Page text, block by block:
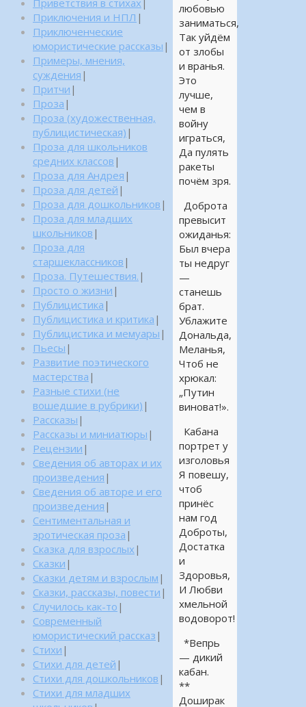
любовью
заниматься,
Так уйдём
от злобы
и вранья.
Это
лучше,
чем в
войну
играться,
Да пулять
ракеты
почём зря.
Доброта
превысит
ожиданья:
Был вчера
ты недруг
—
станешь
брат.
Ублажите
Дональда,
Меланья,
Чтоб не
хрюкал:
„Путин
виноват!».
Кабана
портрет у
изголовья
Я повешу,
чтоб
принёс
нам год
Доброты,
Достатка
и
Здоровья,
И Любви
хмельной
водоворот!
*Вепрь
— дикий
кабан.
**
Доширак
Приветствия в стихах
Приключения и НПЛ |
Приключенческие
юмористические рассказы |
Примеры, мнения,
суждения |
Притчи |
Проза |
Проза (художественная,
публицистическая) |
Проза для школьников
средних классов |
Проза для Андрея |
Проза для детей |
Проза для дошкольников |
Проза для младших
школьников |
Проза для
старшеклассников |
Проза. Путешествия. |
Просто о жизни |
Публицистика |
Публицистика и критика |
Публицистика и мемуары |
Пьесы |
Развитие поэтического
мастерства |
Разные стихи (не
вошедшие в рубрики) |
Рассказы |
Рассказы и миниатюры |
Рецензии |
Сведения об авторах и их
произведения |
Сведения об авторе и его
произведения |
Сентиментальная и
эротическая проза |
Сказка для взрослых |
Сказки |
Сказки детям и взрослым |
Сказки, рассказы, повести |
Случилось как-то |
Современный
юмористический рассказ |
Стихи |
Стихи для детей |
Стихи для дошкольников |
Стихи для младших